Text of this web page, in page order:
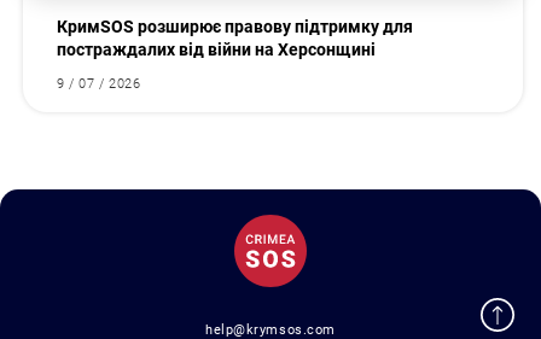
КримSOS розширює правову підтримку для
постраждалих від війни на Херсонщині
9 / 07 / 2026
help@krymsos.com